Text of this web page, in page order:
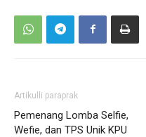
Artikulli paraprak
Pemenang Lomba Selfie,
Wefie, dan TPS Unik KPU